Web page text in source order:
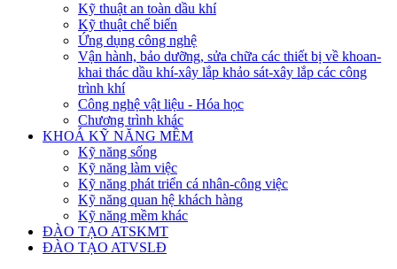
Kỹ thuật an toàn dầu khí
Kỹ thuật chế biến
Ứng dụng công nghệ
Vận hành, bảo dưỡng, sửa chữa các thiết bị về khoan-
khai thác dầu khí-xây lắp khảo sát-xây lắp các công
trình khí
Công nghệ vật liệu - Hóa học
Chương trình khác
KHOÁ KỸ NĂNG MỀM
Kỹ năng sống
Kỹ năng làm việc
Kỹ năng phát triển cá nhân-công việc
Kỹ năng quan hệ khách hàng
Kỹ năng mềm khác
ĐÀO TẠO ATSKMT
ĐÀO TẠO ATVSLĐ